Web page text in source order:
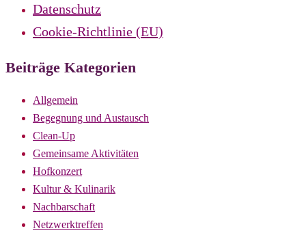
Datenschutz
Cookie-Richtlinie (EU)
Beiträge Kategorien
Allgemein
Begegnung und Austausch
Clean-Up
Gemeinsame Aktivitäten
Hofkonzert
Kultur & Kulinarik
Nachbarschaft
Netzwerktreffen